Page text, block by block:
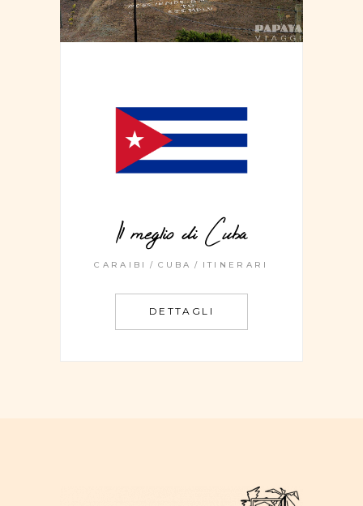
Il meglio di Cuba
CARAIBI CUBA ITINERARI
DETTAGLI